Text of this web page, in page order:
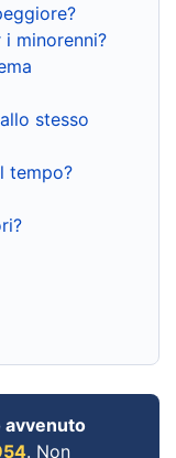
minorenni?
stesso
tempo?
avvenuto
. Non